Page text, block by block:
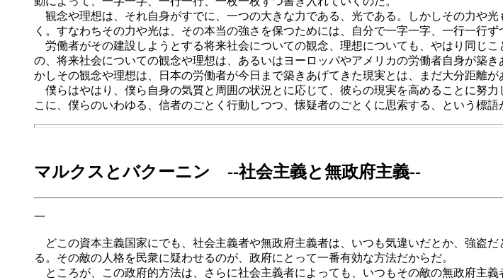
観念や理想は、それ自身がすでに、一つの大きな力である、光である。しかしその力や
く。すなわちその力や光は、その本当の強さを保つためには、自分で一字一字、一行一行
労働者がその建設しようとする将来社会についての観念、理想についても、やはり同じ
の、将来社会についての観念や理想は、あるいはヨーロッパやアメリカの労働者自身が築
かしその観念や理想は、日本の労働者が今日まで築きあげてきた現実とは、まだ大分距離が
僕らはやはり、僕ら自身の気質と周囲の状況とに応じて、彼らの現実を高めることに努
こに、僕らのいわゆる、信者のごとく行動しつつ、懐疑者のごとくに思索する、という標語
マルクスとバクーニン --社会主義と無政府主義--
一
どこの資本主義国家にでも、社会主義者や無政府主義者は、いつも気違いだとか、強盗
る。その敵の人格を民衆に疑わせるのが、政府にとって一番有効な方法だからだ。
ところが、この政府的方法は、さらに社会主義者によっても、いつもその敵の無政府主